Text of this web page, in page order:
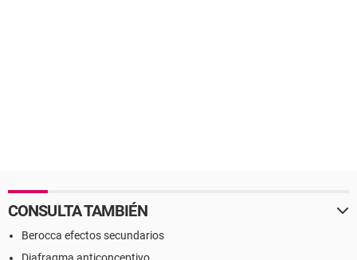
CONSULTA TAMBIÉN
Berocca efectos secundarios